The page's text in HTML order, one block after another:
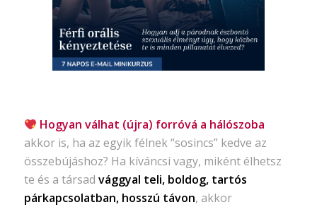
Hogyan válhat (újra) forróvá a hálószoba
akkor is, ha az egyik félnek “sosincs” kedve az
összebújáshoz? Ha kíváncsi vagy, miként élhetsz
te és a társad vággyal teli, boldog, tartós
párkapcsolatban, hosszú távon, akkor